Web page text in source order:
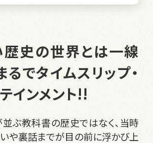
史の世界とは一線
るでタイムスリップ・
インメント!!
ぶ教科書の歴史ではなく、当時
や裏話までが目の前に浮かび上